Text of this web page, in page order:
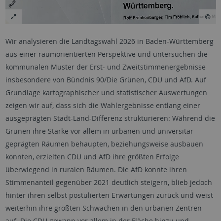
Wir analysieren die Landtagswahl 2026 in Baden-Württemberg
aus einer raumorientierten Perspektive und untersuchen die
kommunalen Muster der Erst- und Zweitstimmenergebnisse
insbesondere von Bündnis 90/Die Grünen, CDU und AfD. Auf
Grundlage kartographischer und statistischer Auswertungen
zeigen wir auf, dass sich die Wahlergebnisse entlang einer
ausgeprägten Stadt-Land-Differenz strukturieren: Während die
Grünen ihre Stärke vor allem in urbanen und universitär
geprägten Räumen behaupten, beziehungsweise ausbauen
konnten, erzielten CDU und AfD ihre größten Erfolge
überwiegend in ruralen Räumen. Die AfD konnte ihren
Stimmenanteil gegenüber 2021 deutlich steigern, blieb jedoch
hinter ihren selbst postulierten Erwartungen zurück und weist
weiterhin ihre größten Schwächen in den urbanen Zentren